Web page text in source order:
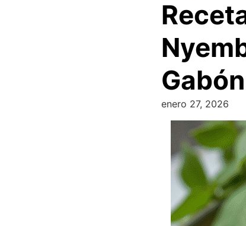
Gabón
enero 27, 2026